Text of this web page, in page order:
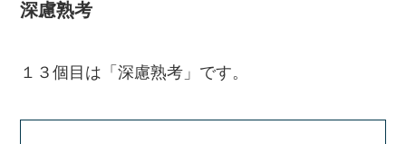
深慮熟考
１３個目は「深慮熟考」です。